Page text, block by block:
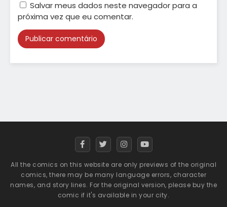
Salvar meus dados neste navegador para a
próxima vez que eu comentar.
Alternative:
All the comics on this website are only previews of the original
comics, there may be many language errors, character
names, and story lines. For the original version, please buy the
comic if it's available in your city.